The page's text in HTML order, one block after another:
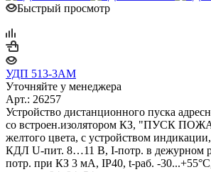
Быстрый просмотр
УДП 513-3АМ
Уточняйте у менеджера
Арт.: 26257
Устройство дистанционного пуска
со встроен.изолятором КЗ, "ПУСК
желтого цвета, с устройством
КДЛ U-пит. 8…11 В, I-потр. в дежурном
потр. при КЗ 3 мА, IP40, t-раб. -